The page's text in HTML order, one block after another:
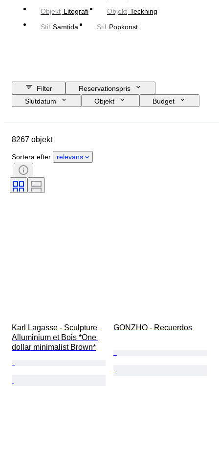
Objekt Litografi Objekt Teckning
Stil Samtida Stil Popkonst
Filter
Reservationspris
Slutdatum
Objekt
Budget
Period
Utgåva nr.
8267 objekt
Sortera efter relevans
Karl Lagasse - Sculpture
Alluminium et Bois *One
dollar minimalist Brown*
GONZHO - Recuerdos